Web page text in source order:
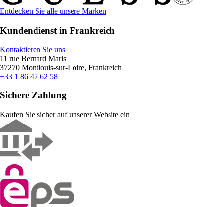
Entdecken Sie alle unsere Marken
Kundendienst in Frankreich
Kontaktieren Sie uns
11 rue Bernard Maris
37270 Montlouis-sur-Loire, Frankreich
+33 1 86 47 62 58
Sichere Zahlung
Kaufen Sie sicher auf unserer Website ein